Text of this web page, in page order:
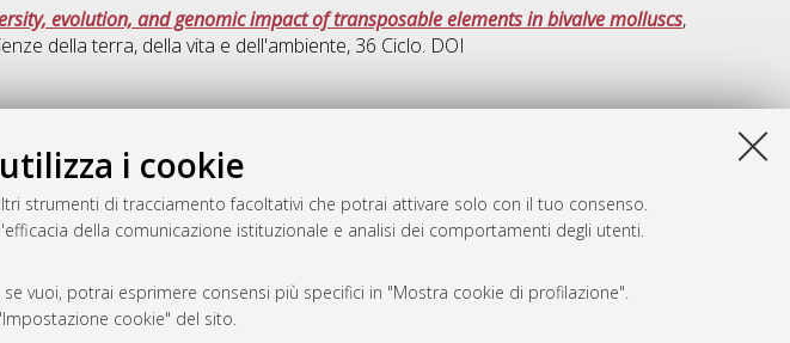
i cookie
strumenti di tracciamento facoltativi che potrai attivare solo con il tuo consenso.
della comunicazione istituzionale e analisi dei comportamenti degli utenti.
vuoi, potrai esprimere consensi più specifici in "Mostra cookie di profilazione".
cookie" del sito.
evolution, and genomic impact of transposable elements in bivalve molluscs,
della terra, della vita e dell'ambiente, 36 Ciclo. DOI
Wed Aug 5 20:46:16 2026 CEST.